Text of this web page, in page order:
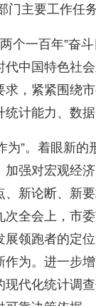
主要工作任
一百年”奋斗
代中国特色社
，紧紧围绕
计能力、数
”。着眼新的
加强对宏观经
、新论断、新
次全会上，市
展领跑者的定
作为。进一步
现代化统计调